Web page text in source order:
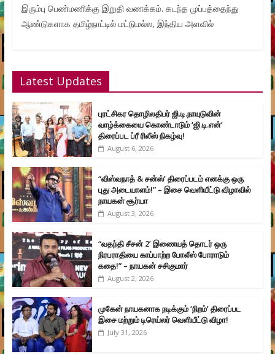
இரும்பு பெண்மணிக்கு இறுதி வணக்கம். கடந்த முப்பத்தைந்து
ஆண்டுகளாக தமிழ்நாட்டில் மட்டுமல்ல, இந்திய அளவில்
Latest Updates
புரட்சிகர தொழிலதிபர் ஜி.டி.நாயுடுவின்
வாழ்க்கையை கொண்டாடும் ‘ஜி.டி.என்’
திரைப்பட ப்ரீ ரிலீஸ் நிகழ்வு!
August 6, 2026
“விஸ்வநாத் & சன்ஸ்’ திரைப்படம் எனக்கு ஒரு
புது அடையாளம்!” – இசை வெளியீட்டு விழாவில்
நாயகன் சூர்யா
August 3, 2026
“வதந்தி சீசன் 2’ இணையத் தொடர் ஒரு
நிரபராதியை காப்பாற்ற போலீஸ் போராடும்
கதை!” – நாயகன் சசிகுமார்
August 2, 2026
முகேன் நாயகனாக நடிக்கும் ‘நிறம்’ திரைப்பட
இசை மற்றும் டிரெய்லர் வெளியீட்டு விழா!
July 31, 2026